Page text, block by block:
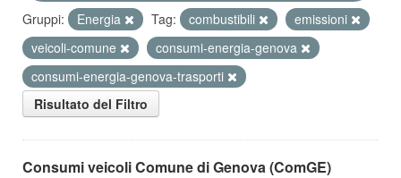
Gruppi:
Energia Tag: combustibili
emissioni
veicoli-comune
consumi-energia-genova
consumi-energia-genova-trasporti
Risultato del Filtro
Consumi veicoli Comune di Genova (ComGE)